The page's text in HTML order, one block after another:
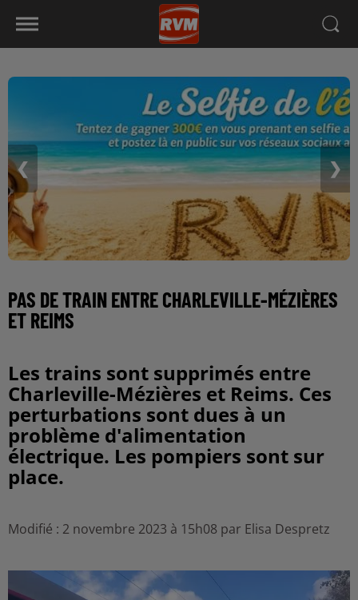
❮ ❯
PAS DE TRAIN ENTRE CHARLEVILLE-MÉZIÈRES
ET REIMS
Les trains sont supprimés entre
Charleville-Mézières et Reims. Ces
perturbations sont dues à un
problème d'alimentation
électrique. Les pompiers sont sur
place.
Modifié : 2 novembre 2023 à 15h08 par Elisa Despretz